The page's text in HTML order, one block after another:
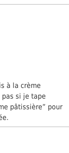
à la crème
si je tape
pâtissière” pour